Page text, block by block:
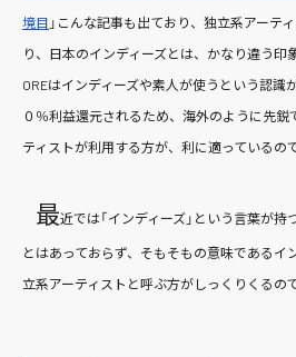
境目 」こんな記事も出ており、独立系アーテ
り、日本のインディーズとは、かなり違う印
OREはインディーズや素人が使うという認識
０％利益還元されるため、海外のように先鋭
ティストが利用する方が、利に適っているので
最近では「インディーズ」という言葉が
とはあっておらず、そもそもの意味であるイ
立系アーティストと呼ぶ方がしっくりくるの